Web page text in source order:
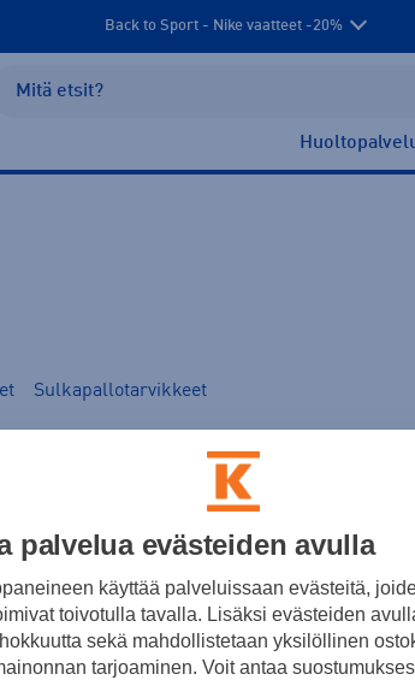
Back to Sport - Nike vaatteet -20%
Sulkapallotarvikkeet
palvelua evästeiden avulla
käyttää palveluissaan evästeitä,
toivotulla tavalla. Lisäksi evästeiden
sekä mahdollistetaan yksilöllinen
tarjoaminen. Voit antaa